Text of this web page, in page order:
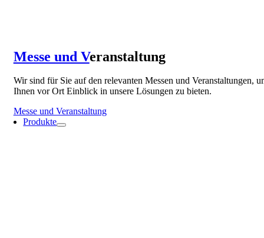
Messe und Veranstaltung
Wir sind für Sie auf den relevanten Messen und Veranstaltungen,
Ihnen vor Ort Einblick in unsere Lösungen zu bieten.
Messe und Veranstaltung
Produkte